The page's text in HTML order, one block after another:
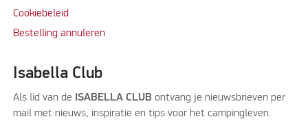
Cookiebeleid
Bestelling annuleren
Isabella Club
Als lid van de ISABELLA CLUB ontvang je nieuwsbrieven per
mail met nieuws, inspiratie en tips voor het campingleven.